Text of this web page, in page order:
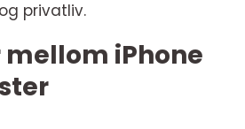
privatliv.
iPhone